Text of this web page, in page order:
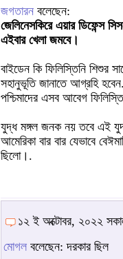
জগতারন বলেছেন:
জেলিনেসকিরে এয়ার ডিফেন্স
এইবার খেলা জমবে।
বাইডেন কি ফিলিস্তিনি শিশুর
সহানুভূতি জানাতে আগ্রহি
পশ্চিমাদের এসব আবেগ
যুদ্ধ মঙ্গল জনক নয় তবে এই
আমেরিকা বার বার যেভাবে
ছিলো।.
১২ ই অক্টোবর, ২০২২
মোগল বলেছেন: দরকার ছিল